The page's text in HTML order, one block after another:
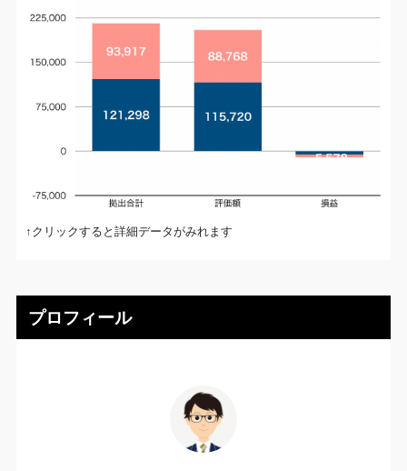
↑クリックすると詳細データがみれます
プロフィール